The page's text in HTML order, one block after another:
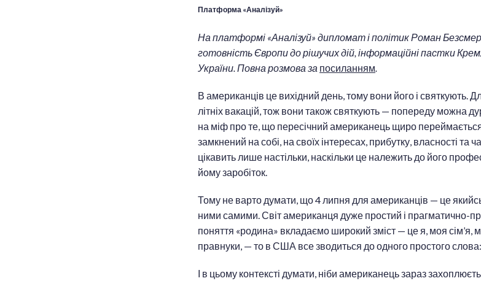
Платформа «Аналізуй»
На платформі «Аналізуй» дипломат і політик Роман
готовність Європи до рішучих дій, інформаційні пастки
України. Повна розмова за посиланням.
В американців це вихідний день, тому вони його і святкують.
літніх вакацій, тож вони також святкують — попереду можна
на міф про те, що пересічний американець щиро
замкнений на собі, на своїх інтересах, прибутку, власності та
цікавить лише настільки, наскільки це належить до його
йому заробіток.
Тому не варто думати, що 4 липня для американців — це
ними самими. Світ американця дуже простий і прагматично-
поняття «родина» вкладаємо широкий зміст — це я, моя сім’я,
правнуки, — то в США все зводиться до одного простого слова:
І в цьому контексті думати, ніби американець зараз